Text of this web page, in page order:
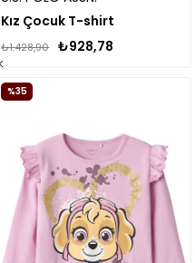
Kız Çocuk T-shirt
₺928,78
₺1.428,90
%35